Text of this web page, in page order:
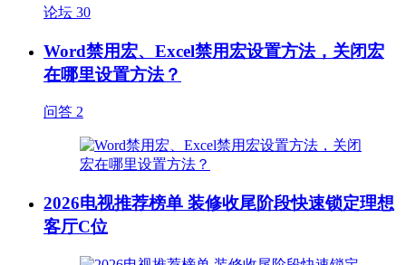
论坛 30
Word禁用宏、Excel禁用宏设置方法，关闭宏
在哪里设置方法？
问答 2
2026电视推荐榜单 装修收尾阶段快速锁定理想
客厅C位